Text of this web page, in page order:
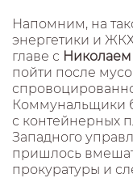
Напомним, на
энергетики и
главе с
пойти после
Коммунальщики
с контейнерных
Западного
пришлось
прокуратуры и